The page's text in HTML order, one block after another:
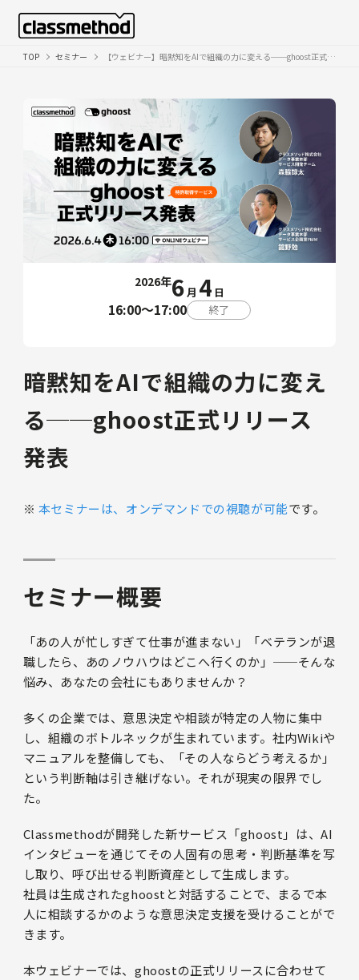
TOP セミナー 【ウェビナー】暗黙知をAIで組織の力に変える──ghoost正式リリース発表
2026年6月 4 日
16:00〜17:00 終了
暗黙知をAIで組織の力に変え
る──ghoost正式リリース
発表
※ 本セミナーは、オンデマンドでの視聴が可能です。
セミナー概要
「あの人が忙しすぎて仕事が進まない」「ベテランが退
職したら、あのノウハウはどこへ行くのか」──そんな
悩み、あなたの会社にもありませんか？
多くの企業では、意思決定や相談が特定の人物に集中
し、組織のボトルネックが生まれています。社内Wikiや
マニュアルを整備しても、「その人ならどう考えるか」
という判断軸は引き継げない。それが現実の限界でし
た。
Classmethodが開発した新サービス「ghoost」は、AI
インタビューを通じてその人固有の思考・判断基準を写
し取り、呼び出せる判断資産として生成します。
社員は生成されたghoostと対話することで、まるで本
人に相談するかのような意思決定支援を受けることがで
きます。
本ウェビナーでは、ghoostの正式リリースに合わせて